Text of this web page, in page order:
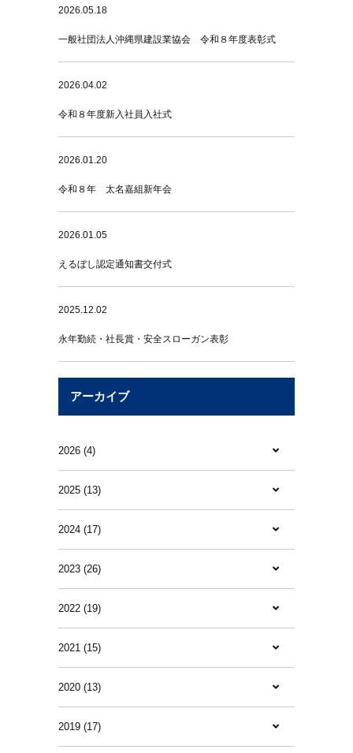
2026.05.18
一般社団法人沖縄県建設業協会 令和８年度表彰式
2026.04.02
令和８年度新入社員入社式
2026.01.20
令和８年 太名嘉組新年会
2026.01.05
えるぼし認定通知書交付式
2025.12.02
永年勤続・社長賞・安全スローガン表彰
アーカイブ
2026 (4)
2025 (13)
2024 (17)
2023 (26)
2022 (19)
2021 (15)
2020 (13)
2019 (17)